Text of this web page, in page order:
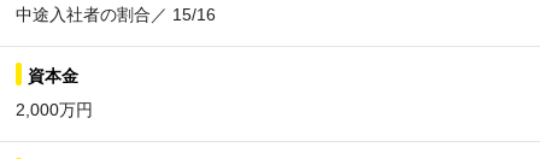
中途入社者の割合／ 15/16
資本金
2,000万円